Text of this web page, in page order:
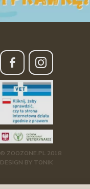
© ZOOZONE.PL 2018
DESIGN BY TONIK